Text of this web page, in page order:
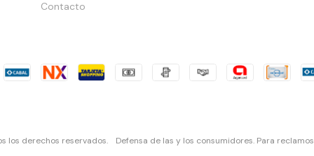
Contacto
los derechos reservados. Defensa de las y los consumidores. Para reclamos